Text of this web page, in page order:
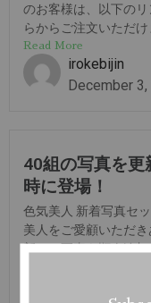
のお客様は、以下の
らからご注文いただけ
Read More
irokebijin
December
40組の写真を
時に登場！
色気美人 新着写真セッ
美人をご愛顧いただ
新しい写真を順次追